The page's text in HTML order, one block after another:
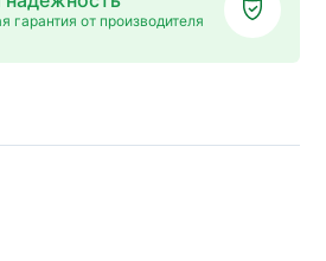
гарантия от производителя